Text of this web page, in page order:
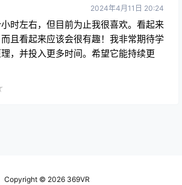
时左右，但目前为止我很喜欢。看起来
且看起来应该会很有趣！我非常期待学
，并投入更多时间。希望它能持续更
Copyright © 2026 369VR